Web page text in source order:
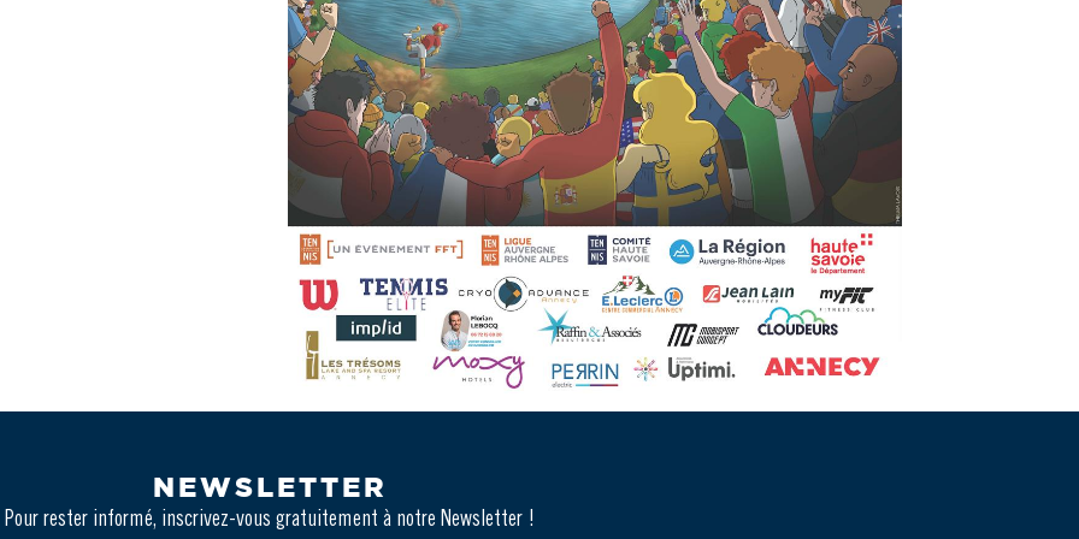
NEWSLETTER
Pour rester informé, inscrivez-vous gratuitement à notre Newsletter !